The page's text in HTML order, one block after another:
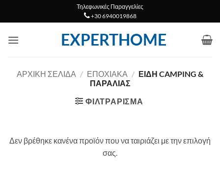
Τηλεφωνικές Παραγγελίες
+30 6940019868
EXPERTHOME
ΑΡΧΙΚΉ ΣΕΛΊΔΑ / ΕΠΟΧΙΑΚΑ / ΕΊΔΗ CAMPING &
ΠΑΡΑΛΊΑΣ
ΦΙΛΤΡΆΡΙΣΜΑ
Δεν βρέθηκε κανένα προϊόν που να ταιριάζει με την επιλογή
σας.